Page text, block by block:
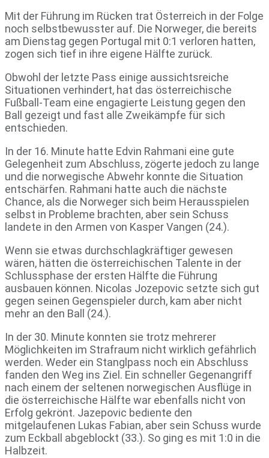
Mit der Führung im Rücken trat Österreich in der Folge
noch selbstbewusster auf. Die Norweger, die bereits
am Dienstag gegen Portugal mit 0:1 verloren hatten,
zogen sich tief in ihre eigene Hälfte zurück.
Obwohl der letzte Pass einige aussichtsreiche
Situationen verhindert, hat das österreichische
Fußball-Team eine engagierte Leistung gegen den
Ball gezeigt und fast alle Zweikämpfe für sich
entschieden.
In der 16. Minute hatte Edvin Rahmani eine gute
Gelegenheit zum Abschluss, zögerte jedoch zu lange
und die norwegische Abwehr konnte die Situation
entschärfen. Rahmani hatte auch die nächste
Chance, als die Norweger sich beim Herausspielen
selbst in Probleme brachten, aber sein Schuss
landete in den Armen von Kasper Vangen (24.).
Wenn sie etwas durchschlagkräftiger gewesen
wären, hätten die österreichischen Talente in der
Schlussphase der ersten Hälfte die Führung
ausbauen können. Nicolas Jozepovic setzte sich gut
gegen seinen Gegenspieler durch, kam aber nicht
mehr an den Ball (24.).
In der 30. Minute konnten sie trotz mehrerer
Möglichkeiten im Strafraum nicht wirklich gefährlich
werden. Weder ein Stanglpass noch ein Abschluss
fanden den Weg ins Ziel. Ein schneller Gegenangriff
nach einem der seltenen norwegischen Ausflüge in
die österreichische Hälfte war ebenfalls nicht von
Erfolg gekrönt. Jazepovic bediente den
mitgelaufenen Lukas Fabian, aber sein Schuss wurde
zum Eckball abgeblockt (33.). So ging es mit 1:0 in die
Halbzeit.